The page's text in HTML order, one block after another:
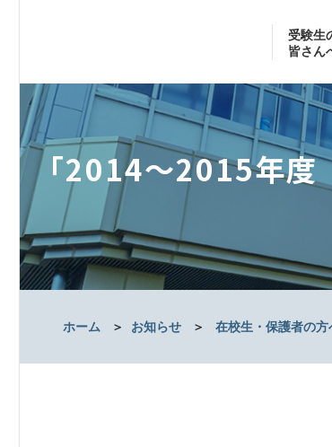
受験生
皆さん
「2014～2015年
ホーム ＞ お知らせ ＞ 在校生・保護者の方